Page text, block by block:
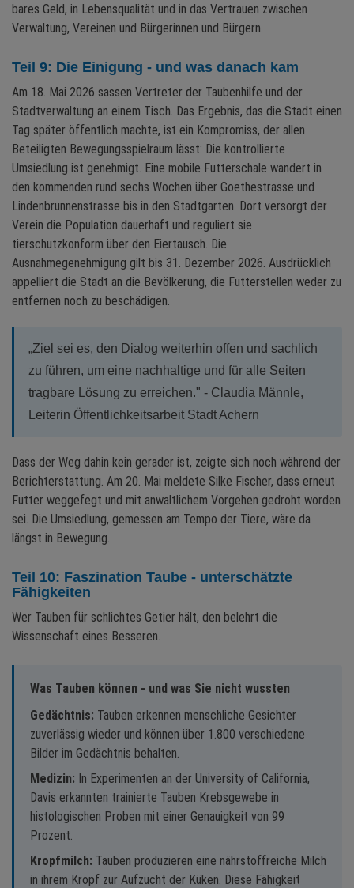
bares Geld, in Lebensqualität und in das Vertrauen zwischen
Verwaltung, Vereinen und Bürgerinnen und Bürgern.
Teil 9: Die Einigung - und was danach kam
Am 18. Mai 2026 sassen Vertreter der Taubenhilfe und der
Stadtverwaltung an einem Tisch. Das Ergebnis, das die Stadt einen
Tag später öffentlich machte, ist ein Kompromiss, der allen
Beteiligten Bewegungsspielraum lässt: Die kontrollierte
Umsiedlung ist genehmigt. Eine mobile Futterschale wandert in
den kommenden rund sechs Wochen über Goethestrasse und
Lindenbrunnenstrasse bis in den Stadtgarten. Dort versorgt der
Verein die Population dauerhaft und reguliert sie
tierschutzkonform über den Eiertausch. Die
Ausnahmegenehmigung gilt bis 31. Dezember 2026. Ausdrücklich
appelliert die Stadt an die Bevölkerung, die Futterstellen weder zu
entfernen noch zu beschädigen.
„Ziel sei es, den Dialog weiterhin offen und sachlich
zu führen, um eine nachhaltige und für alle Seiten
tragbare Lösung zu erreichen." - Claudia Männle,
Leiterin Öffentlichkeitsarbeit Stadt Achern
Dass der Weg dahin kein gerader ist, zeigte sich noch während der
Berichterstattung. Am 20. Mai meldete Silke Fischer, dass erneut
Futter weggefegt und mit anwaltlichem Vorgehen gedroht worden
sei. Die Umsiedlung, gemessen am Tempo der Tiere, wäre da
längst in Bewegung.
Teil 10: Faszination Taube - unterschätzte
Fähigkeiten
Wer Tauben für schlichtes Getier hält, den belehrt die
Wissenschaft eines Besseren.
Was Tauben können - und was Sie nicht wussten
Gedächtnis: Tauben erkennen menschliche Gesichter
zuverlässig wieder und können über 1.800 verschiedene
Bilder im Gedächtnis behalten.
Medizin: In Experimenten an der University of California,
Davis erkannten trainierte Tauben Krebsgewebe in
histologischen Proben mit einer Genauigkeit von 99
Prozent.
Kropfmilch: Tauben produzieren eine nährstoffreiche Milch
in ihrem Kropf zur Aufzucht der Küken. Diese Fähigkeit